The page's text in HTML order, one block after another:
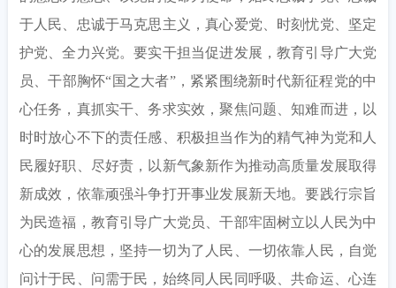
于人民、忠诚于马克思主义，真心爱党、时刻忧党、坚定
护党、全力兴党。要实干担当促进发展，教育引导广大党
员、干部胸怀“国之大者”，紧紧围绕新时代新征程党的中
心任务，真抓实干、务求实效，聚焦问题、知难而进，以
时时放心不下的责任感、积极担当作为的精气神为党和人
民履好职、尽好责，以新气象新作为推动高质量发展取得
新成效，依靠顽强斗争打开事业发展新天地。要践行宗旨
为民造福，教育引导广大党员、干部牢固树立以人民为中
心的发展思想，坚持一切为了人民、一切依靠人民，自觉
问计于民、问需于民，始终同人民同呼吸、共命运、心连